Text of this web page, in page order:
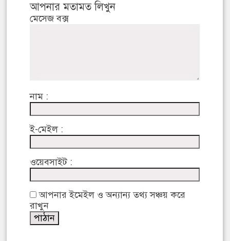
আপনার মতামত লিখুন
মেসেজ বক্স
নাম :
ই-মেইল :
ওয়েবসাইট :
আপনার ইমেইল ও অন্যান্য তথ্য সঞ্চয় করে
রাখুন